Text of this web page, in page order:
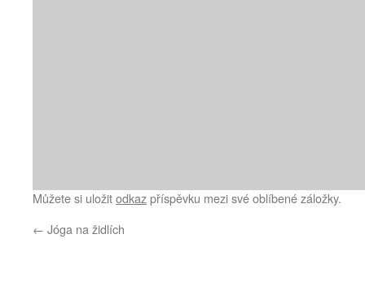
Můžete si uložitodkazpříspěvku mezi své oblíbené záložky.
← Jóga na židlích